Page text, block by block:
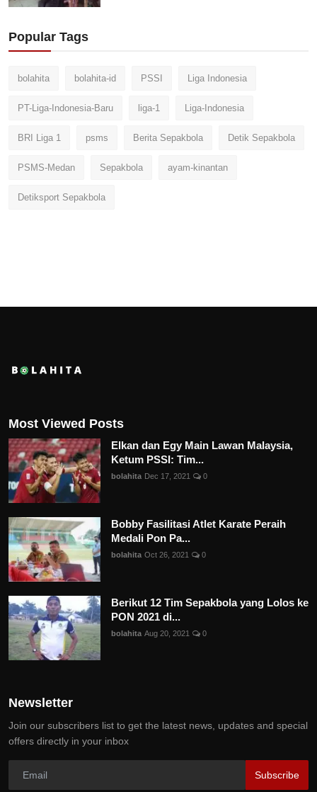
Popular Tags
bolahita bolahita-id PSSI Liga Indonesia
PT-Liga-Indonesia-Baru liga-1 Liga-Indonesia
BRI Liga 1 psms Berita Sepakbola Detik Sepakbola
PSMS-Medan Sepakbola ayam-kinantan
Detiksport Sepakbola
Most Viewed Posts
Elkan dan Egy Main Lawan Malaysia,
Ketum PSSI: Tim...
bolahita Dec 17, 2021 0
Bobby Fasilitasi Atlet Karate Peraih
Medali Pon Pa...
bolahita Oct 26, 2021 0
Berikut 12 Tim Sepakbola yang Lolos ke
PON 2021 di...
bolahita Aug 20, 2021 0
Newsletter
Join our subscribers list to get the latest news, updates and special
offers directly in your inbox
Subscribe